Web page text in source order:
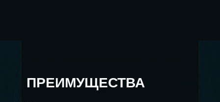
ПРЕИМУЩЕСТВА